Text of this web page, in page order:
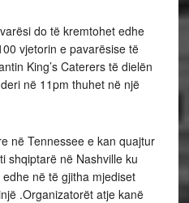
do të kremtohet edhe
vjetorin e pavarësise të
King’s Caterers të dielën
në 11pm thuhet në një
në Tennessee e kan quajtur
shqiptarë në Nashville ku
në të gjitha mjediset
.Organizatorët atje kanë